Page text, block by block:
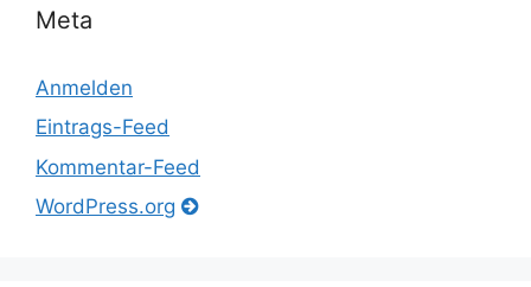
Meta
Anmelden
Eintrags-Feed
Kommentar-Feed
WordPress.org